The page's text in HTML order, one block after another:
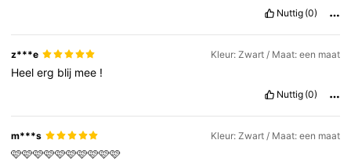
Nuttig (0)
z***e Kleur: Zwart / Maat: een maat
Heelerg blij mee !
Nuttig (0)
m***s Kleur: Zwart / Maat: een maat
🩷🩷🩷🩷🩷🩷🩷🩷🩷🩷